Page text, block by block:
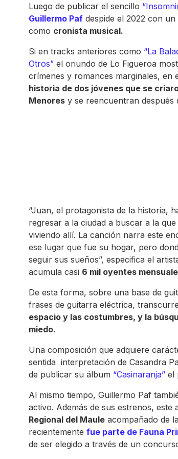
Luego de publicar el sencillo
Guillermo Paf despide el 2022 con
como cronista musical.
Si en tracks anteriores como “La
Otros” el oriundo de Lo Figueroa
crímenes y romances marginales, en
historia de dos jóvenes que se
Menores y se reencuentran después
“Juan, el protagonista de la historia,
regresar a la ciudad a buscar a la
viviendo allí. La canción narra este
ese lugar que fue su hogar, pero
seguir sus sueños”, especifica el
acumula casi 6 mil oyentes
De esta forma, sobre una base de
frases de guitarra eléctrica,
espacio y las costumbres, y la
miedo.
Una composición que adquiere
sentida interpretación de Casandra
de publicar su álbum “Casinaranja” el
Al mismo tiempo, Guillermo Paf
activo. Además de sus estrenos, este
Regional del Maule acompañado de
recientemente fue parte de Fauna
de ser elegido a través de un